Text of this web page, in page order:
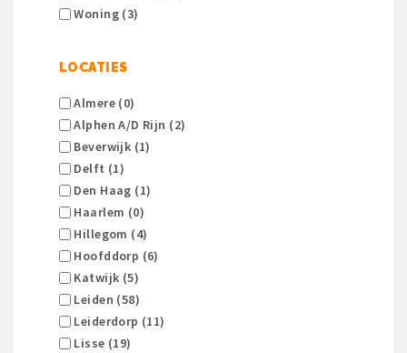
Woning (3)
LOCATIES
Almere (0)
Alphen A/d Rijn (2)
Beverwijk (1)
Delft (1)
Den Haag (1)
Haarlem (0)
Hillegom (4)
Hoofddorp (6)
Katwijk (5)
Leiden (58)
Leiderdorp (11)
Lisse (19)